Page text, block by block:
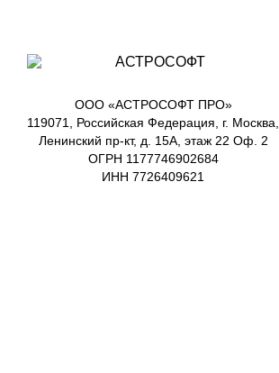
ООО «АСТРОСОФТ ПРО»
119071, Российская Федерация, г. Москва,
Ленинский пр-кт, д. 15А, этаж 22 Оф. 2
ОГРН 1177746902684
ИНН 7726409621